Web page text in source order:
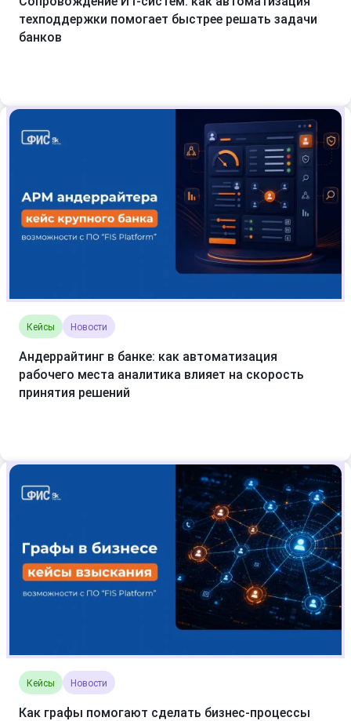
техподдержки помогает быстрее решать задачи
банков
Кейсы Новости
Андеррайтинг в банке: как автоматизация
рабочего места аналитика влияет на скорость
принятия решений
Кейсы Новости
Как графы помогают сделать бизнес-процессы